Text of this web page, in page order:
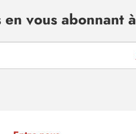
vous abonnant